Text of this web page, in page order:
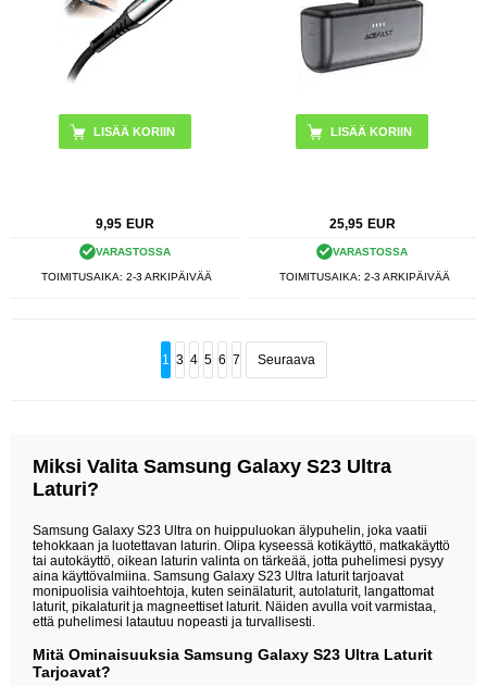
9,95 EUR
VARASTOSSA
TOIMITUSAIKA: 2-3 ARKIPÄIVÄÄ
25,95 EUR
VARASTOSSA
TOIMITUSAIKA: 2-3 ARKIPÄIVÄÄ
1 3 4 5 6 7 Seuraava
Miksi Valita Samsung Galaxy S23 Ultra
Laturi?
Samsung Galaxy S23 Ultra on huippuluokan älypuhelin, joka vaatii
tehokkaan ja luotettavan laturin. Olipa kyseessä kotikäyttö, matkakäyttö
tai autokäyttö, oikean laturin valinta on tärkeää, jotta puhelimesi pysyy
aina käyttövalmiina. Samsung Galaxy S23 Ultra laturit tarjoavat
monipuolisia vaihtoehtoja, kuten seinälaturit, autolaturit, langattomat
laturit, pikalaturit ja magneettiset laturit. Näiden avulla voit varmistaa,
että puhelimesi latautuu nopeasti ja turvallisesti.
Mitä Ominaisuuksia Samsung Galaxy S23 Ultra Laturit
Tarjoavat?